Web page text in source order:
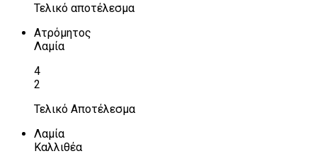
Τελικό αποτέλεσμα
Ατρόμητος
Λαμία
4
2
Τελικό Αποτέλεσμα
Λαμία
Καλλιθέα